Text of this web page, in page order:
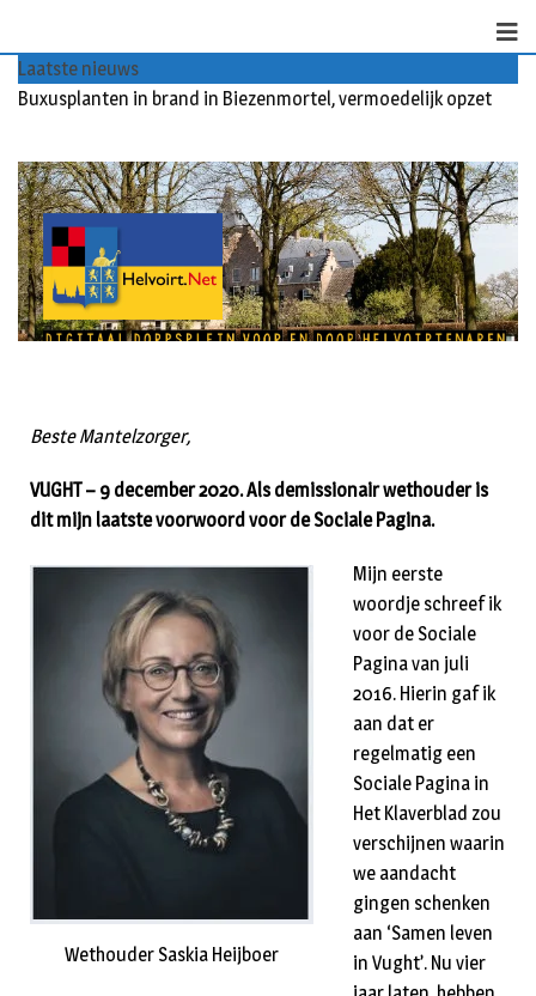
Laatste nieuws
Buxusplanten in brand in Biezenmortel, vermoedelijk opzet
Beste Mantelzorger,
VUGHT – 9 december 2020. Als demissionair wethouder is
dit mijn laatste voorwoord voor de Sociale Pagina.
Wethouder Saskia Heijboer
Mijn eerste
woordje schreef ik
voor de Sociale
Pagina van juli
2016. Hierin gaf ik
aan dat er
regelmatig een
Sociale Pagina in
Het Klaverblad zou
verschijnen waarin
we aandacht
gingen schenken
aan ‘Samen leven
in Vught’. Nu vier